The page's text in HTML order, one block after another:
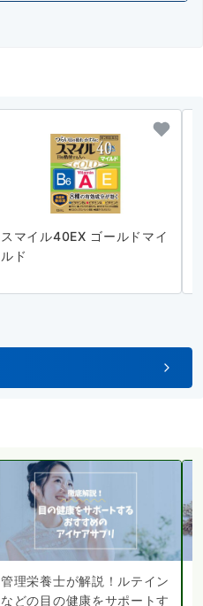
スマイル40EX ゴールドマイ
ルド
管理栄養士が解説！ルテイン
などの目の健康をサポートす